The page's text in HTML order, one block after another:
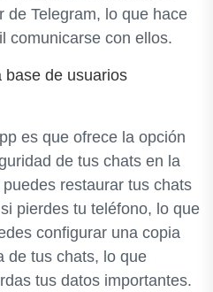
de Telegram, lo que hace
comunicarse con ellos.
base de usuarios
es que ofrece la opción
de tus chats en la
restaurar tus chats
pierdes tu teléfono, lo que
configurar una copia
de tus chats, lo que
tus datos importantes.